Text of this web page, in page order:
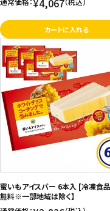
¥4,067
カートに入れる
蜜いもアイスバー 6本入 [冷凍食
無料※一部地域は除く】